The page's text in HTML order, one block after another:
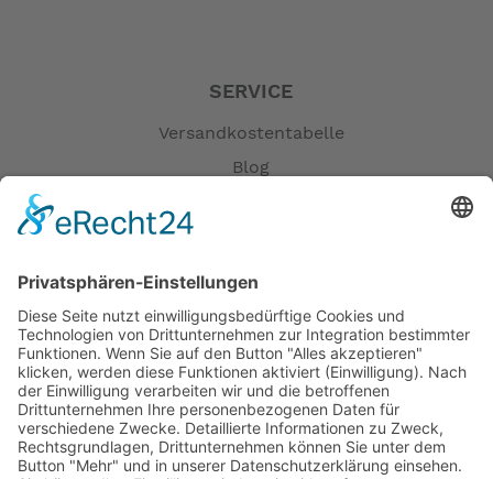
SERVICE
Versandkostentabelle
Blog
Versandpartner
Verfügbarkeiten
Zahlung und Versand
Datenschutz
Fernabsatz